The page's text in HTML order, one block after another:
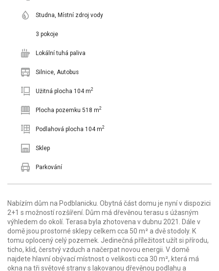
Studna, Místní zdroj vody
3 pokoje
Lokální tuhá paliva
Silnice, Autobus
Užitná plocha 104 m2
Plocha pozemku 518 m2
Podlahová plocha 104 m2
Sklep
Parkování
Nabízím dům na Podblanicku. Obytná část domu je nyní v dispozici
2+1 s možností rozšíření. Dům má dřevěnou terasu s úžasným
výhledem do okolí. Terasa byla zhotovena v dubnu 2021. Dále v
domě jsou prostorné sklepy celkem cca 50 m² a dvě stodoly. K
tomu oplocený celý pozemek. Jedinečná příležitost užít si přírodu,
ticho, klid, čerstvý vzduch a načerpat novou energii. V domě
najdete hlavní obývací místnost o velikosti cca 30 m², která má
okna na tři světové strany s lakovanou dřevěnou podlahu a